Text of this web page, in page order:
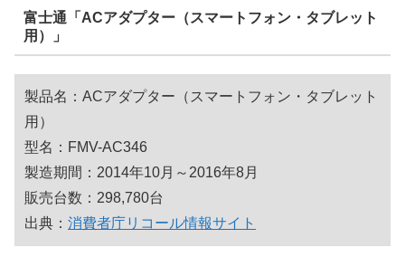
富士通「ACアダプター（スマートフォン・タブレット
用）」
製品名：ACアダプター（スマートフォン・タブレット
用）
型名：FMV-AC346
製造期間：2014年10月～2016年8月
販売台数：298,780台
出典： 消費者庁リコール情報サイト